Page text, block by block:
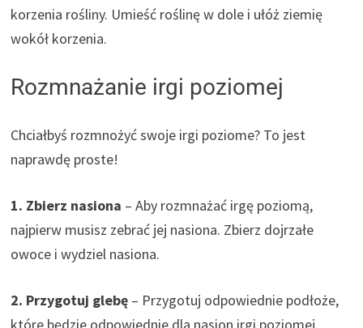
korzenia rośliny. Umieść roślinę w dole i ułóż ziemię
wokół korzenia.
Rozmnażanie irgi poziomej
Chciałbyś rozmnożyć swoje irgi poziome? To jest
naprawdę proste!
1. Zbierz nasiona – Aby rozmnażać irgę poziomą,
najpierw musisz zebrać jej nasiona. Zbierz dojrzałe
owoce i wydziel nasiona.
2. Przygotuj glebę – Przygotuj odpowiednie podłoże,
które będzie odpowiednie dla nasion irgi poziomej.